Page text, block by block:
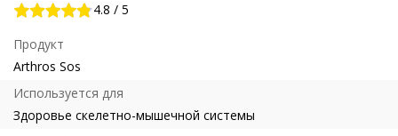
4.8 / 5
Продукт
Arthros Sos
Используется для
Здоровье скелетно-мышечной системы